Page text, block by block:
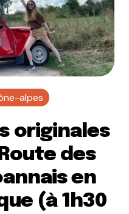
alpes
originales
des
en
(à 1h30